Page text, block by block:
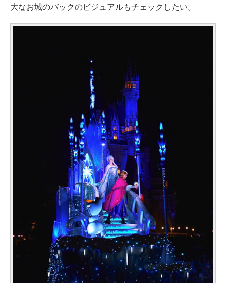
大なお城のバックのビジュアルもチェックしたい。